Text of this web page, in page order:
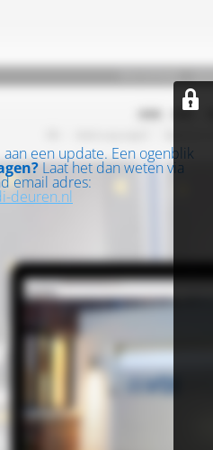
een update. Een ogenblik
Laat het dan weten via
email adres:
deuren.nl